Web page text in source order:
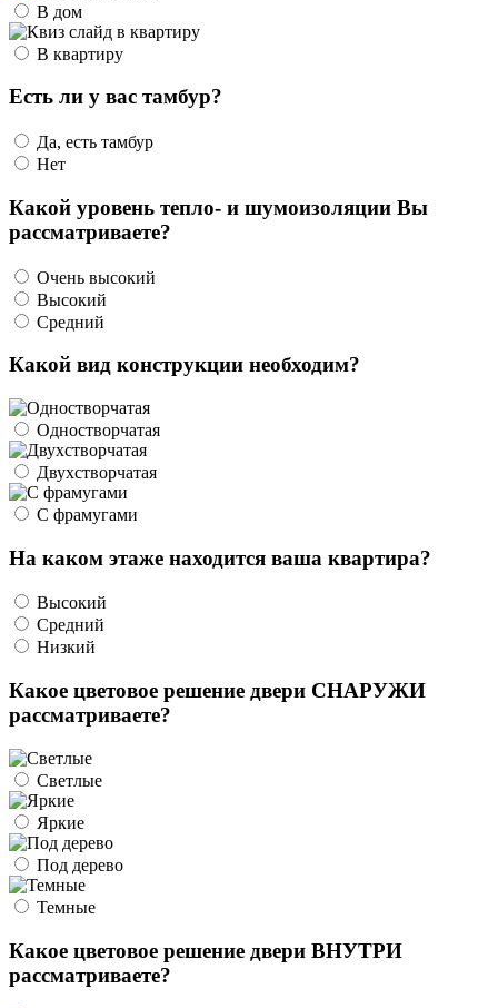
В дом
В квартиру
Есть ли у вас тамбур?
Да, есть тамбур
Нет
Какой уровень тепло- и шумоизоляции Вы
рассматриваете?
Очень высокий
Высокий
Средний
Какой вид конструкции необходим?
Одностворчатая
Двухстворчатая
С фрамугами
На каком этаже находится ваша квартира?
Высокий
Средний
Низкий
Какое цветовое решение двери СНАРУЖИ
рассматриваете?
Светлые
Яркие
Под дерево
Темные
Какое цветовое решение двери ВНУТРИ
рассматриваете?